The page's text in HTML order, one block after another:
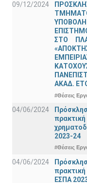
09/12/2024
ΣΤΟ
ΑΚΑΔ.
#Θέσεις
04/06/2024
2023-24
#Θέσεις
04/06/2024
ΕΣΠΑ